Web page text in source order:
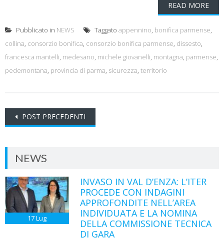
READ MORE
Pubblicato in NEWS Taggato appennino, bonifica parmense,
collina, consorzio bonifica, consorzio bonifica parmense, dissesto,
francesca mantelli, medesano, michele giovanelli, montagna, parmense,
pedemontana, provincia di parma, sicurezza, territorio
navigazione
Post
POST PRECEDENTI
NEWS
17Lug
INVASO IN VAL D’ENZA: L’ITER
PROCEDE CON INDAGINI
APPROFONDITE NELL’AREA
INDIVIDUATA E LA NOMINA
DELLA COMMISSIONE TECNICA
DI GARA